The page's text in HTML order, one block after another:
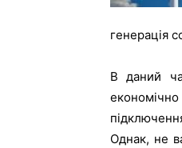
генерація
В даний
Однак, не